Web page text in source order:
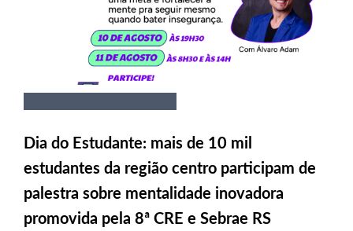
Dia do Estudante: mais de 10 mil
estudantes da região centro participam de
palestra sobre mentalidade inovadora
promovida pela 8ª CRE e Sebrae RS